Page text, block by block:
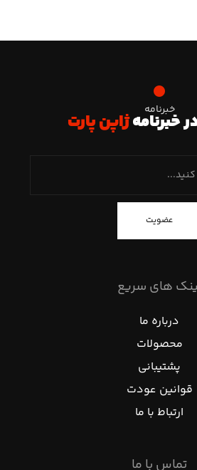
خبرنامه
خبرنامهژاپن پارت
عضویت
های سریع
درباره ما
محصولات
پشتیبانی
قوانین عودت
ارتباط با ما
تماس با ما